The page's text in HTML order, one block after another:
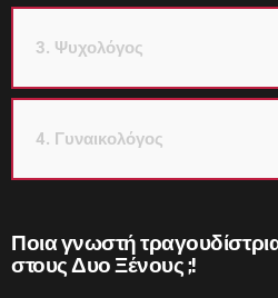
3. Ψυχολόγος
4. Γυναικολόγος
Ποια γνωστή
στους Δυο Ξένους ;!